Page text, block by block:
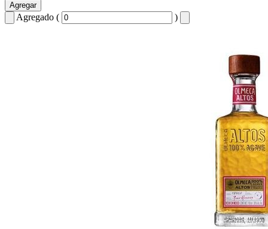
Agregar
Agregado ( )